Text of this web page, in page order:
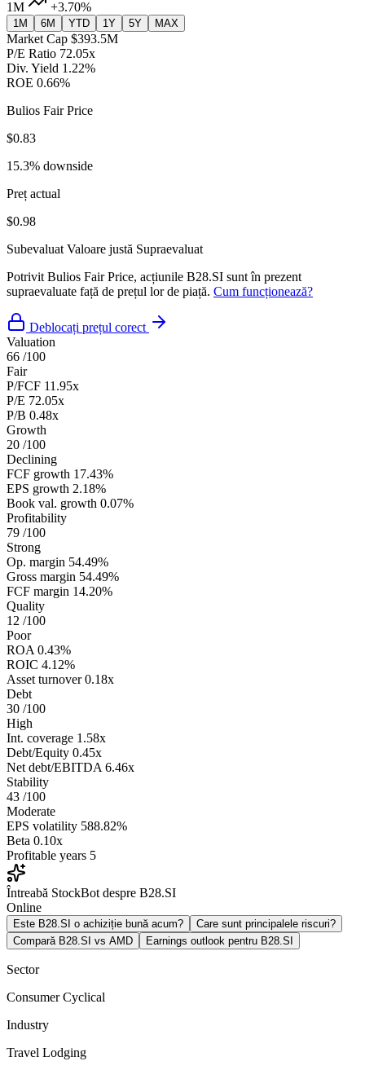
1M
+3.70%
1M 6M YTD 1Y 5Y MAX
Market Cap $393.5M
P/E Ratio 72.05x
Div. Yield 1.22%
ROE 0.66%
Bulios Fair Price
$0.83
15.3% downside
Preț actual
$0.98
Subevaluat Valoare justă Supraevaluat
Potrivit Bulios Fair Price, acțiunile B28.SI sunt în prezent
supraevaluate față de prețul lor de piață. Cum funcționează?
Deblocați prețul corect
Valuation
66 /100
Fair
P/FCF 11.95x
P/E 72.05x
P/B 0.48x
Growth
20 /100
Declining
FCF growth 17.43%
EPS growth 2.18%
Book val. growth 0.07%
Profitability
79 /100
Strong
Op. margin 54.49%
Gross margin 54.49%
FCF margin 14.20%
Quality
12 /100
Poor
ROA 0.43%
ROIC 4.12%
Asset turnover 0.18x
Debt
30 /100
High
Int. coverage 1.58x
Debt/Equity 0.45x
Net debt/EBITDA 6.46x
Stability
43 /100
Moderate
EPS volatility 588.82%
Beta 0.10x
Profitable years 5
Întreabă StockBot despre B28.SI
Online
Este B28.SI o achiziție bună acum?
Care sunt principalele riscuri?
Compară B28.SI vs AMD
Earnings outlook pentru B28.SI
Sector
Consumer Cyclical
Industry
Travel Lodging